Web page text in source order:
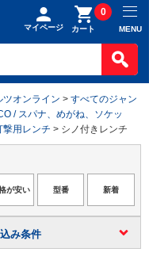
マイページ カート
0
MENU
ツオンライン > すべてのジャン
/ スパナ、めがね、ソケッ
撃用レンチ > シノ付きレンチ
み条件